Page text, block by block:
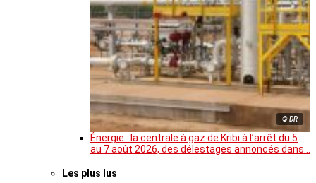
© DR
Énergie : la centrale à gaz de Kribi à l’arrêt du 5
au 7 août 2026, des délestages annoncés dans…
Les plus lus